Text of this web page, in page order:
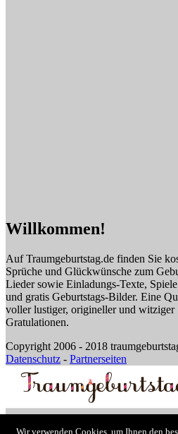
Willkommen!
Auf Traumgeburtstag.de finden Sie
Sprüche und Glückwünsche zum
Lieder sowie Einladungs-Texte,
und gratis Geburtstags-Bilder. Eine
voller lustiger, origineller und witziger
Gratulationen.
Copyright 2006 - 2018
Datenschutz - Partnerseiten
Geburtstag nach Alter
Wir verwenden Cookies, um Ihnen den